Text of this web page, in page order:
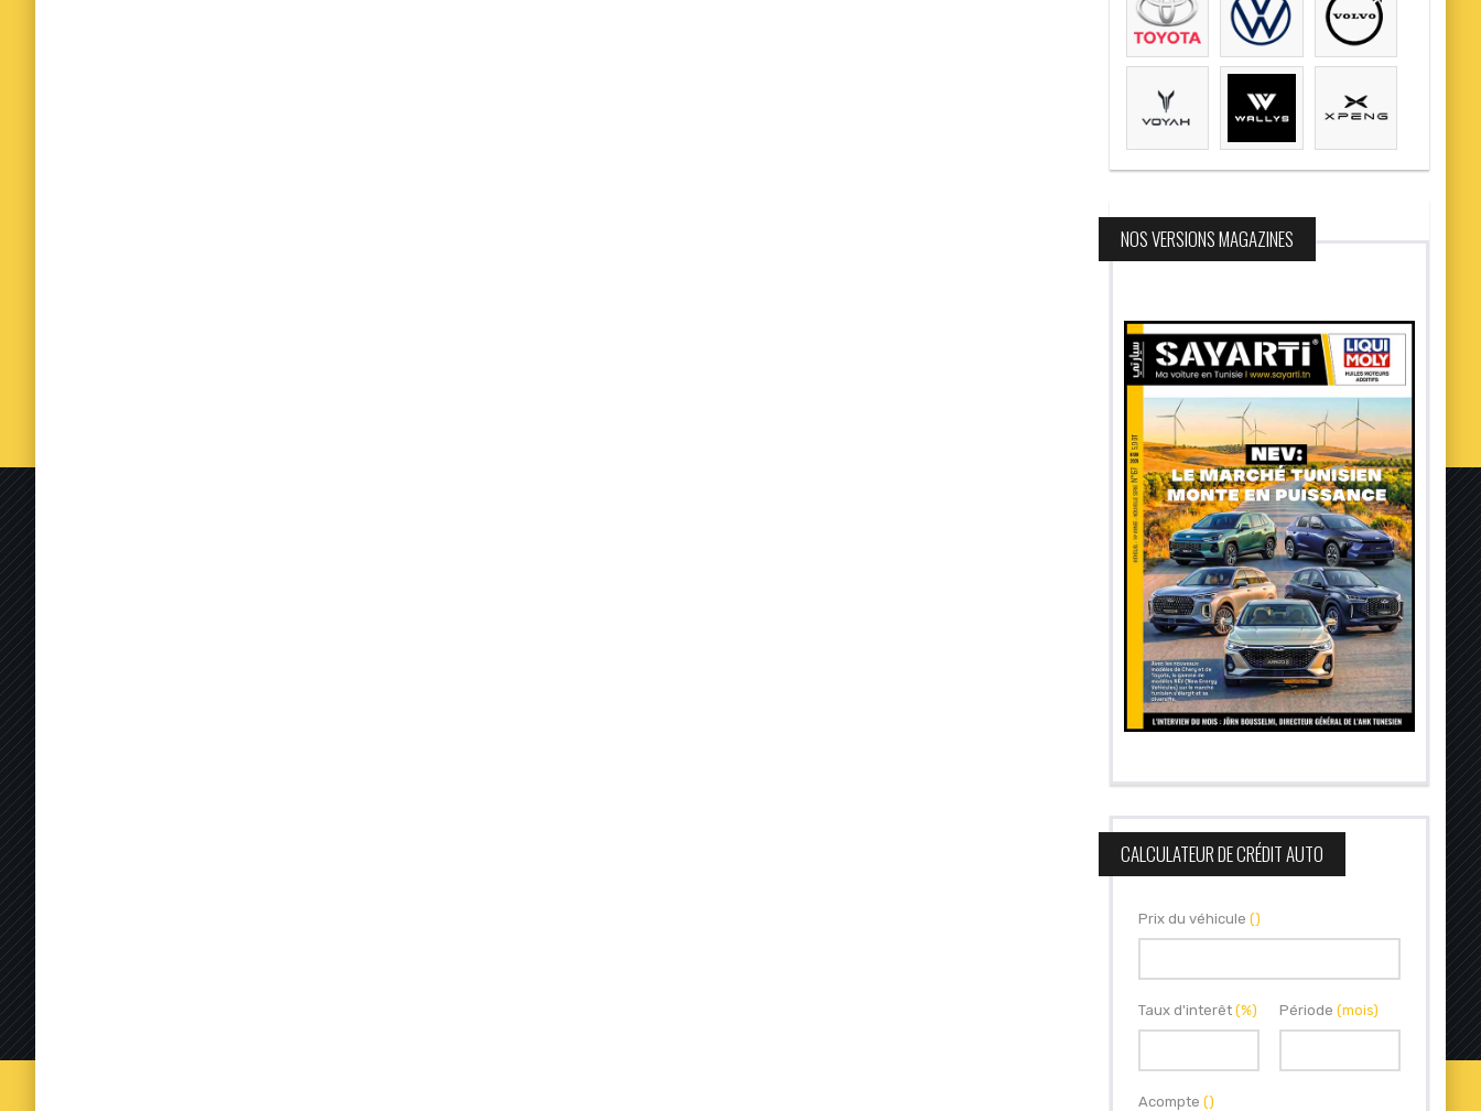
NOS VERSIONS MAGAZINES
CALCULATEUR DE CRÉDIT AUTO
Prix du véhicule ()
Taux d'interêt (%) Période (mois)
Acompte ()